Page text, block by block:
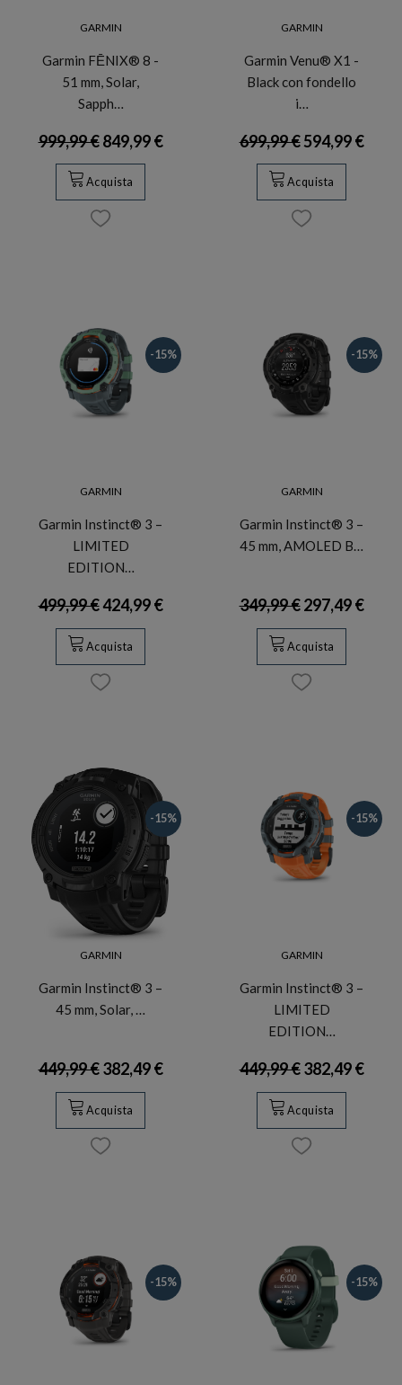
GARMIN
Garmin FĒNIX® 8 -
51 mm, Solar,
Sapph…
999,99 €849,99 €
Acquista
GARMIN
Garmin Venu® X1 -
Black con fondello
i…
699,99 €594,99 €
Acquista
-15%
GARMIN
Garmin Instinct® 3 –
LIMITED
EDITION…
499,99 €424,99 €
Acquista
-15%
GARMIN
Garmin Instinct® 3 –
45 mm, AMOLED B…
349,99 €297,49 €
Acquista
-15%
GARMIN
Garmin Instinct® 3 –
45 mm, Solar, …
449,99 €382,49 €
Acquista
-15%
GARMIN
Garmin Instinct® 3 –
LIMITED
EDITION…
449,99 €382,49 €
Acquista
-15% -15%